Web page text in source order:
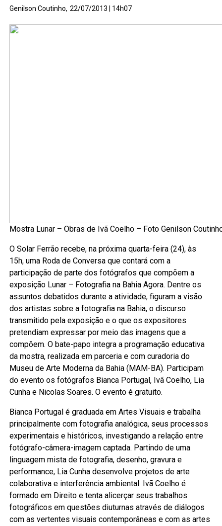
Genilson Coutinho, 22/07/2013 | 14h07
Mostra Lunar – Obras de Ivã Coelho – Foto Genilson
O Solar Ferrão recebe, na próxima quarta-feira (24), às
15h, uma Roda de Conversa que contará com a
participação de parte dos fotógrafos que compõem a
exposição Lunar – Fotografia na Bahia Agora. Dentre os
assuntos debatidos durante a atividade, figuram a visão
dos artistas sobre a fotografia na Bahia, o discurso
transmitido pela exposição e o que os expositores
pretendiam expressar por meio das imagens que a
compõem. O bate-papo integra a programação educativa
da mostra, realizada em parceria e com curadoria do
Museu de Arte Moderna da Bahia (MAM-BA). Participam
do evento os fotógrafos Bianca Portugal, Ivã Coelho, Lia
Cunha e Nicolas Soares. O evento é gratuito.
Bianca Portugal é graduada em Artes Visuais e trabalha
principalmente com fotografia analógica, seus processos
experimentais e históricos, investigando a relação entre
fotógrafo-câmera-imagem captada. Partindo de uma
linguagem mista de fotografia, desenho, gravura e
performance, Lia Cunha desenvolve projetos de arte
colaborativa e interferência ambiental. Ivã Coelho é
formado em Direito e tenta alicerçar seus trabalhos
fotográficos em questões diuturnas através de diálogos
com as vertentes visuais contemporâneas e com as artes